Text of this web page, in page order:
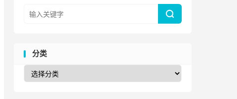

分类